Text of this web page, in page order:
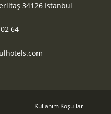
34126 Istanbul
64
Kullanım Koşulları